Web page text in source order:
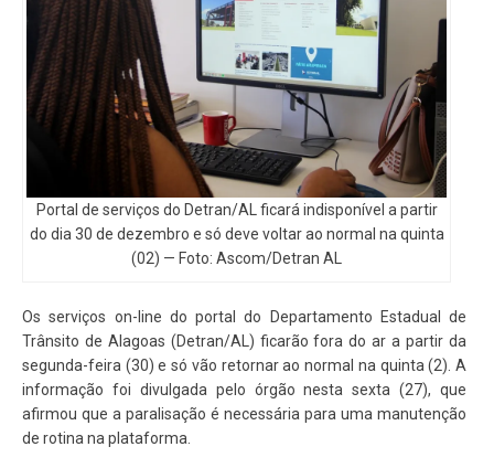
Portal de serviços do Detran/AL ficará indisponível a partir
do dia 30 de dezembro e só deve voltar ao normal na quinta
(02) — Foto: Ascom/Detran AL
Os serviços on-line do portal do Departamento Estadual de
Trânsito de Alagoas (Detran/AL) ficarão fora do ar a partir da
segunda-feira (30) e só vão retornar ao normal na quinta (2). A
informação foi divulgada pelo órgão nesta sexta (27), que
afirmou que a paralisação é necessária para uma manutenção
de rotina na plataforma.